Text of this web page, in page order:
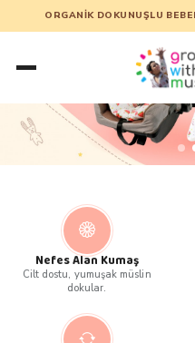
ORGANIK DOKUNUŞLU
Nefes Alan Kumaş
Cilt dostu, yumuşak müslin
dokular.